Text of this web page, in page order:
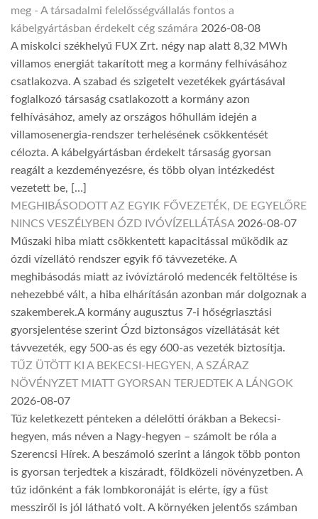
meg - A társadalmi felelősségvállalás fontos a
kábelgyártásban érdekelt cég számára 2026-08-08
A miskolci székhelyű FUX Zrt. négy nap alatt 8,32 MWh
villamos energiát takarított meg a kormány felhívásához
csatlakozva. A szabad és szigetelt vezetékek gyártásával
foglalkozó társaság csatlakozott a kormány azon
felhívásához, amely az országos hőhullám idején a
villamosenergia-rendszer terhelésének csökkentését
célozta. A kábelgyártásban érdekelt társaság gyorsan
reagált a kezdeményezésre, és több olyan intézkedést
vezetett be, […]
MEGHIBÁSODOTT AZ EGYIK FŐVEZETÉK, DE EGYELŐRE
NINCS VESZÉLYBEN ÓZD IVÓVÍZELLÁTÁSA 2026-08-07
Műszaki hiba miatt csökkentett kapacitással működik az
ózdi vízellátó rendszer egyik fő távvezetéke. A
meghibásodás miatt az ivóvíztároló medencék feltöltése is
nehezebbé vált, a hiba elhárításán azonban már dolgoznak a
szakemberek.A kormány augusztus 7-i hőségriasztási
gyorsjelentése szerint Ózd biztonságos vízellátását két
távvezeték, egy 500-as és egy 600-as vezeték biztosítja.
TŰZ ÜTÖTT KI A BEKECSI-HEGYEN, A SZÁRAZ
NÖVÉNYZET MIATT GYORSAN TERJEDTEK A LÁNGOK
2026-08-07
Tűz keletkezett pénteken a délelőtti órákban a Bekecsi-
hegyen, más néven a Nagy-hegyen – számolt be róla a
Szerencsi Hírek. A beszámoló szerint a lángok több ponton
is gyorsan terjedtek a kiszáradt, földközeli növényzetben. A
tűz időnként a fák lombkoronáját is elérte, így a füst
messziről is jól látható volt. A környéken jelentős számban